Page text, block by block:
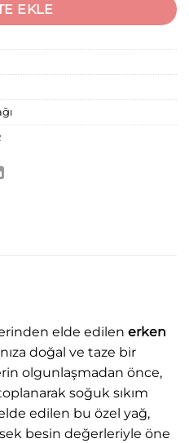
EKLE
elde edilen erken
doğal ve taze bir
olgunlaşmadan önce,
soğuk sıkım
edilen bu özel yağ,
besin değerleriyle öne